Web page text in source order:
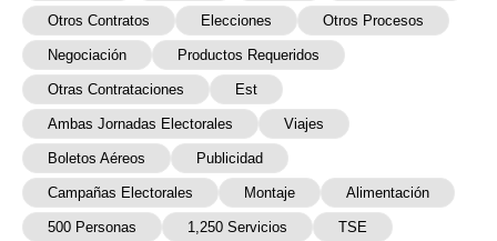
Otros Contratos Elecciones Otros Procesos
Negociación Productos Requeridos
Otras Contrataciones Est
Ambas Jornadas Electorales Viajes
Boletos Aéreos Publicidad
Campañas Electorales Montaje Alimentación
500 Personas 1,250 Servicios TSE